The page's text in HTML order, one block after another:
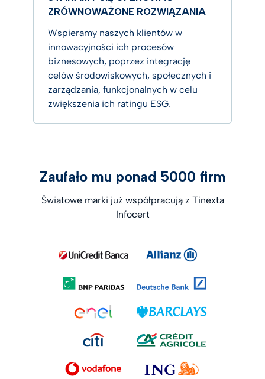
ZRÓWNOWAŻONE ROZWIĄZANIA
Wspieramy naszych klientów w
innowacyjności ich procesów
biznesowych, poprzez integrację
celów środowiskowych, społecznych i
zarządzania, funkcjonalnych w celu
zwiększenia ich ratingu ESG.
Zaufało mu ponad 5000 firm
Światowe marki już współpracują z Tinexta
Infocert